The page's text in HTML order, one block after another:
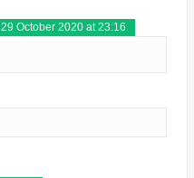
29 October 2020 at 23:16